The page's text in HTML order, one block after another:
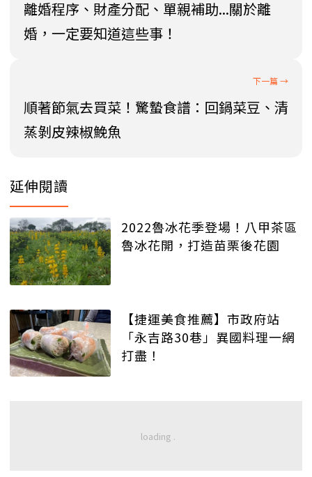
離婚程序、財產分配、單親補助...關於離
婚，一定要知道這些事！
順著節氣去買菜！驚蟄食譜：回鍋菜豆、清
蒸剝皮辣椒鮸魚
延伸閱讀
2022魯冰花季登場！八甲茶區
魯冰花開，打造苗栗後花園
【捷運美食推薦】市政府站
「永吉路30巷」異國料理一網
打盡！